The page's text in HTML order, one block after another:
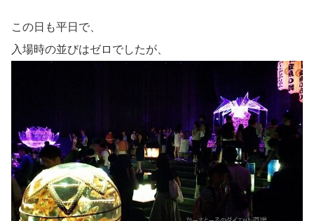
この日も平日で、
入場時の並びはゼロでしたが、